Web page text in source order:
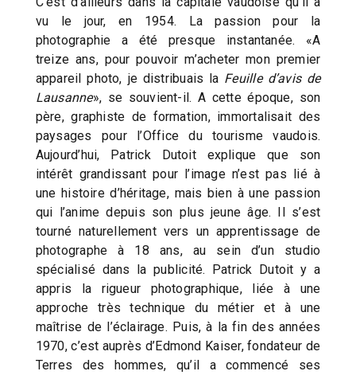
vu le jour, en 1954. La passion pour la
photographie a été presque instantanée. «A
treize ans, pour pouvoir m’acheter mon premier
appareil photo, je distribuais la Feuille d’avis de
Lausanne», se souvient-il. A cette époque, son
père, graphiste de formation, immortalisait des
paysages pour l’Office du tourisme vaudois.
Aujourd’hui, Patrick Dutoit explique que son
intérêt grandissant pour l’image n’est pas lié à
une histoire d’héritage, mais bien à une passion
qui l’anime depuis son plus jeune âge. Il s’est
tourné naturellement vers un apprentissage de
photographe à 18 ans, au sein d’un studio
spécialisé dans la publicité. Patrick Dutoit y a
appris la rigueur photographique, liée à une
approche très technique du métier et à une
maîtrise de l’éclairage. Puis, à la fin des années
1970, c’est auprès d’Edmond Kaiser, fondateur de
Terres des hommes, qu’il a commencé ses